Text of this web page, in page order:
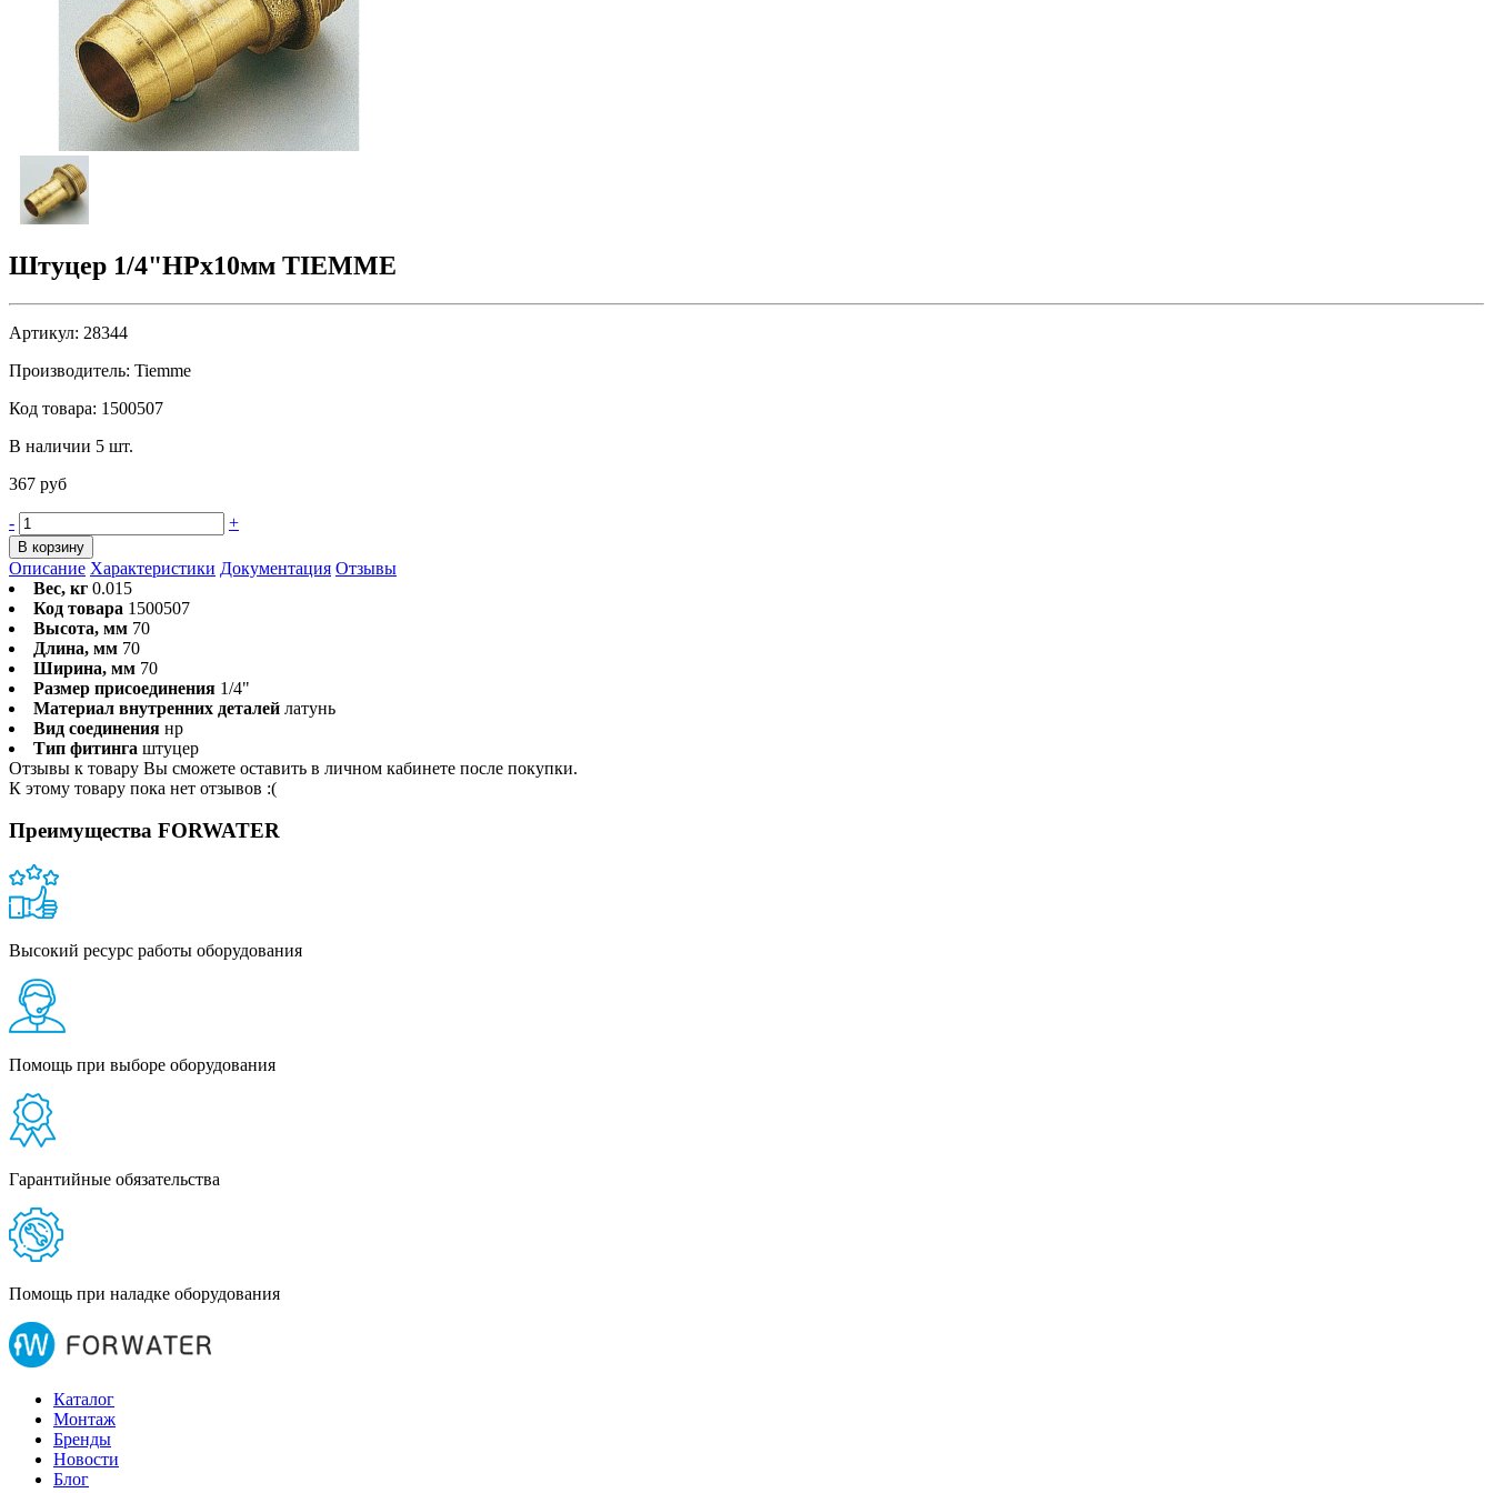
Штуцер 1/4"НРx10мм TIEMME
Артикул: 28344
Производитель: Tiemme
Код товара: 1500507
В наличии 5 шт.
367 руб
- +
В корзину
Описание Характеристики Документация Отзывы
Вес, кг 0.015
Код товара 1500507
Высота, мм 70
Длина, мм 70
Ширина, мм 70
Размер присоединения 1/4"
Материал внутренних деталей латунь
Вид соединения нр
Тип фитинга штуцер
Отзывы к товару Вы сможете оставить в личном кабинете после покупки.
К этому товару пока нет отзывов :(
Преимущества FORWATER
Высокий ресурс работы оборудования
Помощь при выборе оборудования
Гарантийные обязательства
Помощь при наладке оборудования
Каталог
Монтаж
Бренды
Новости
Блог